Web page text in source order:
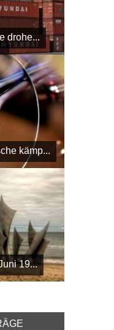
drohe...
kämp...
19...